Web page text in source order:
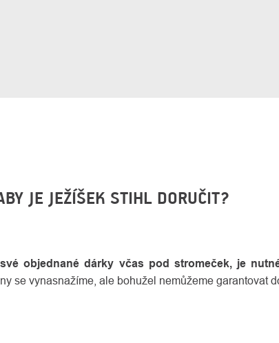
JE JEŽÍŠEK STIHL DORUČIT?
objednané dárky včas pod stromeček, je
se vynasnažíme, ale bohužel nemůžeme garantovat